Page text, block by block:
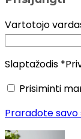
Vartotojo
Slaptažodis *
Prisiminti
Praradote